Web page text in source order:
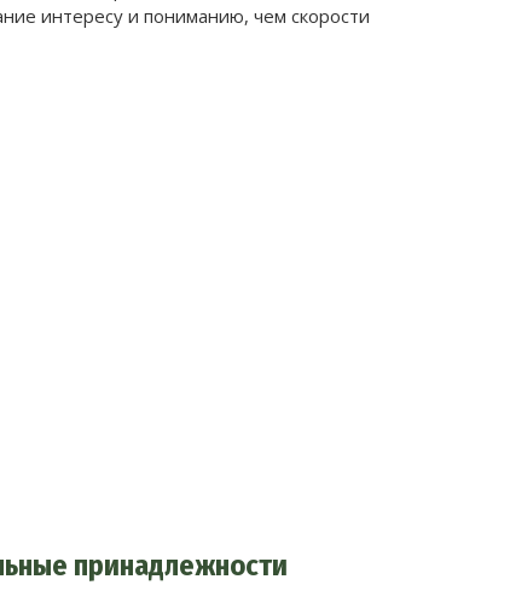
интересу и пониманию, чем скорости
принадлежности